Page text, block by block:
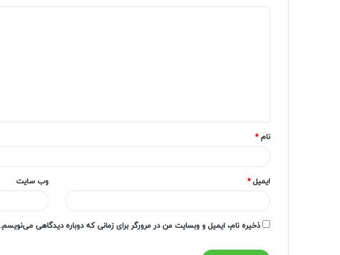
*
نام*
ایمیل* وب‌ سایت
ذخیره نام، ایمیل و وبسایت من در مرورگر برای زمانی که دوباره دیدگاهی می‌نویسم.